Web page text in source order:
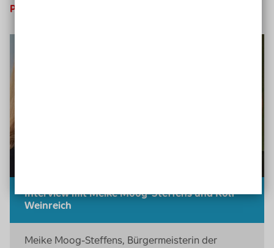
Projekte dauerhaft verankern
Interview mit Meike Moog-Steffens und Rolf
Weinreich
Meike Moog-Steffens, Bürgermeisterin der